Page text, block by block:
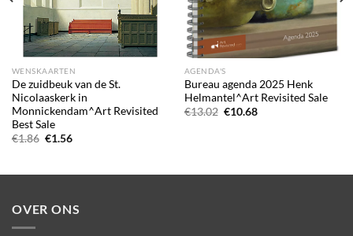
WENSKAARTEN
De zuidbeuk van de St.
Nicolaaskerk in
Monnickendam^Art Revisited
Best Sale
€1.86 Oorspronkelijke
€1.56Huidige
AGENDA'S
Bureau agenda 2025 Henk
Helmantel^Art Revisited Sale
€13.02 Oorspronkelijke
€10.68Huidige
OVER ONS